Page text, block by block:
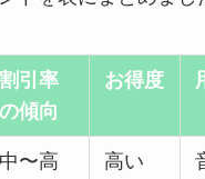
割引率
の傾向
お得度
中〜高 高い